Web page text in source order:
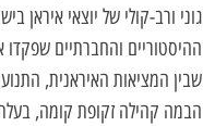
גוני ורב-קולי של יוצאי
ההיסטוריים והחברתיים
שבין המציאות האיראנית,
הבמה קהילה זקופת קומה,